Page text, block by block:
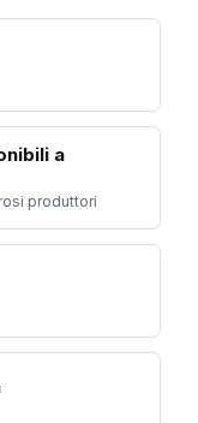
a
produttori